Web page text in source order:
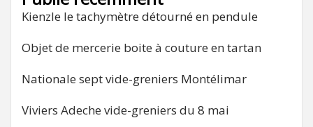
Kienzle le tachymètre détourné en pendule
Objet de mercerie boite à couture en tartan
Nationale sept vide-greniers Montélimar
Viviers Adeche vide-greniers du 8 mai